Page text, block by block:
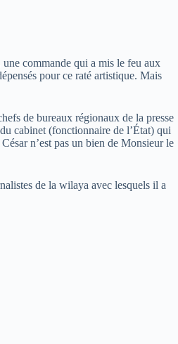
commande qui a mis le feu aux
pour ce raté artistique. Mais
de bureaux régionaux de la presse
cabinet (fonctionnaire de l’État) qui
n’est pas un bien de Monsieur le
de la wilaya avec lesquels il a